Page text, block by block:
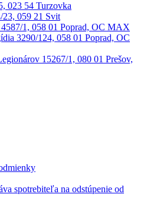
023 54 Turzovka
23, 059 21 Svit
1, 058 01 Poprad, OC MAX
3290/124, 058 01 Poprad, OC
15267/1, 080 01 Prešov,
spotrebiteľa na odstúpenie od